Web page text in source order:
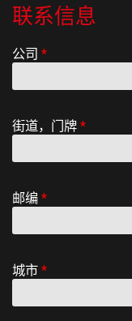
联系信息
公司 *
街道，门牌*
邮编*
城市*